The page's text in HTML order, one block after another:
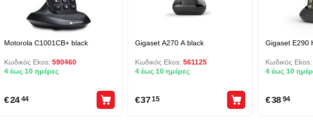
Motorola C1001CB+ black
Κωδικός Ekos: 590460
4 έως 10 ημέρες
€24 44
Gigaset A270 A black
Κωδικός Ekos: 561125
4 έως 10 ημέρες
€37 15
Gigaset E290
Κωδικός Ekos:
4 έως 10
€38 94